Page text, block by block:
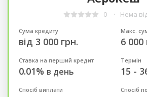
0 Нема
Сума кредиту
від 3 000 грн.
Макс.
6 000
Ставка на перший кредит
0.01% в день
Термін
15 -
Спосіб виплати Спосіб